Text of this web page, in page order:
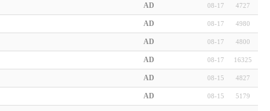
AD 08-17 4727
AD 08-17 4980
AD 08-17 4800
AD 08-17 16325
AD 08-15 4827
AD 08-15 5179